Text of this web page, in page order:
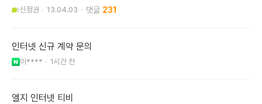
신정권 13.04.03 231
인터넷 신규 계약 문의
이**** 1시간 전
엘지 인터넷 티비